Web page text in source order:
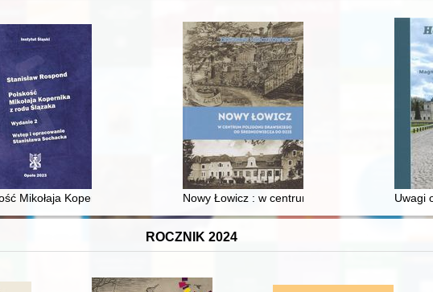
i towarzyski lokalnego mieszczaństwa w 2. poł. XIX w
Mikołaja Kopernika z rodu ŚlązakaNowy Łowicz : w centrum poligonu drawskiego
Uwagi
ROCZNIK 2024